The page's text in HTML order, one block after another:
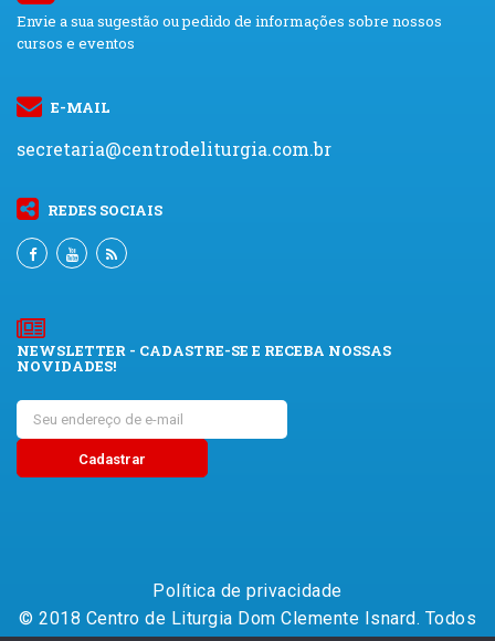
Envie a sua sugestão ou pedido de informações sobre nossos
cursos e eventos
E-MAIL
secretaria@centrodeliturgia.com.br
REDES SOCIAIS
NEWSLETTER - CADASTRE-SE E RECEBA NOSSAS
NOVIDADES!
Política de privacidade
© 2018 Centro de Liturgia Dom Clemente Isnard. Todos